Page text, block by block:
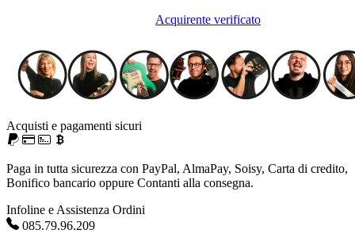
Acquirente verificato
Acquisti e pagamenti sicuri
Paga in tutta sicurezza con PayPal, AlmaPay, Soisy, Carta di credito,
Bonifico bancario oppure Contanti alla consegna.
Infoline e Assistenza Ordini
085.79.96.209